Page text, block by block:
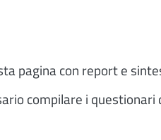
pagina con report e
compilare i questionari